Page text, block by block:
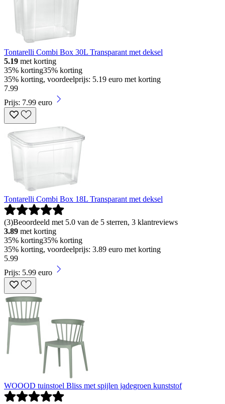
Tontarelli Combi Box 30L Transparant met deksel
5.19 met korting
35% korting35% korting
35% korting, voordeelprijs: 5.19 euro met korting
7.99
Prijs: 7.99 euro
Tontarelli Combi Box 18L Transparant met deksel
(3)Beoordeeld met 5.0 van de 5 sterren, 3 klantreviews
3.89 met korting
35% korting35% korting
35% korting, voordeelprijs: 3.89 euro met korting
5.99
Prijs: 5.99 euro
WOOOD tuinstoel Bliss met spijlen jadegroen kunststof